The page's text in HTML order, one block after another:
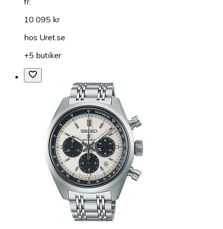
10 095 kr
hos Uret.se
+5 butiker